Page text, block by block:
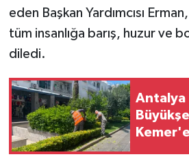
eden Başkan Yardımcısı
tüm insanlığa barış, huzur ve
diledi.
Antalya